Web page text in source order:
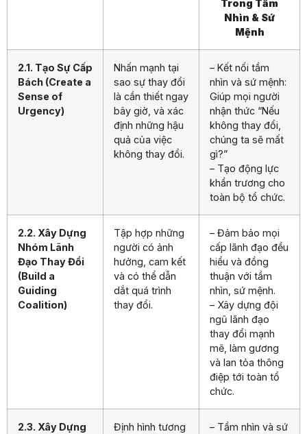
Trong Tầm
Nhìn & Sứ
Mệnh
2.1. Tạo Sự Cấp
Bách (Create a
Sense of
Urgency)
Nhấn mạnh tại
sao sự thay đổi
là cần thiết ngay
bây giờ, và xác
định những hậu
quả của việc
không thay đổi.
– Kết nối tầm
nhìn và sứ mệnh:
Giúp mọi người
nhận thức “Nếu
không thay đổi,
chúng ta sẽ mất
gì?”
– Tạo động lực
khẩn trương cho
toàn bộ tổ chức.
2.2. Xây Dựng
Nhóm Lãnh
Đạo Thay Đổi
(Build a
Guiding
Coalition)
Tập hợp những
người có ảnh
hưởng, cam kết
và có thể dẫn
dắt quá trình
thay đổi.
– Đảm bảo mọi
cấp lãnh đạo đều
hiểu và đồng
thuận với tầm
nhìn, sứ mệnh.
– Xây dựng đội
ngũ lãnh đạo
thay đổi mạnh
mẽ, làm gương
và lan tỏa thông
điệp tới toàn tổ
chức.
2.3. Xây Dựng
Định hình tương
– Tầm nhìn và sứ